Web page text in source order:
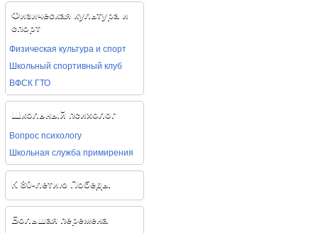
Физическая культура и
спорт
Физическая культура и спорт
Школьный спортивный клуб
ВФСК ГТО
Школьный психолог
Вопрос психологу
Школьная служба примирения
К 80-летию Победы
Большая перемена